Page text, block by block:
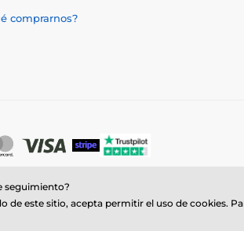
comprarnos?
por
seguimiento?
de este sitio, acepta permitir el uso de cookies.